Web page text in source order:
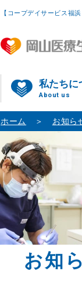
【コープデイサービス福
私たちに
About us
ホーム お知ら
お知